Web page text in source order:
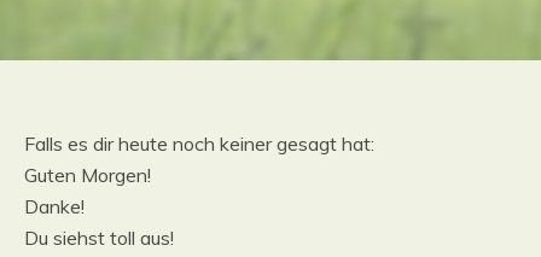
Falls es dir heute noch keiner gesagt hat:
Guten Morgen!
Danke!
Du siehst toll aus!